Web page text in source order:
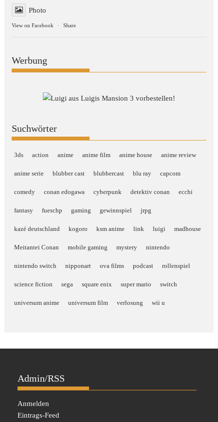
Photo
View on Facebook · Share
Werbung
Suchwörter
3ds action anime anime film anime house anime review
anime serie blubber cast blubbercast blu ray capcom
comedy conan edogawa cyberpunk detektiv conan ecchi
fantasy fueschp gaming gewinnspiel jrpg
kazé deutschland kogoro ksm anime link luigi madhouse
Meitantei Conan mobile gaming mystery nintendo
nintendo switch nipponart ova films podcast rollenspiel
science fiction sega square enix super mario switch
universum anime universum film verlosung wii u
Admin/RSS
Anmelden
Eintrags-Feed